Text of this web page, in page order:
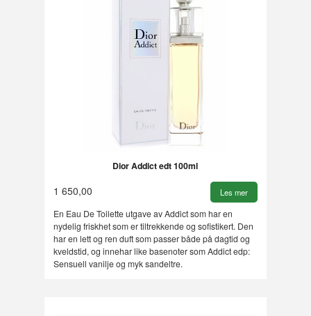
Dior Addict edt 100ml
1 650,00 Les mer
En Eau De Toilette utgave av Addict som har en
nydelig friskhet som er tiltrekkende og sofistikert. Den
har en lett og ren duft som passer både på dagtid og
kveldstid, og innehar like basenoter som Addict edp:
Sensuell vanilje og myk sandeltre.